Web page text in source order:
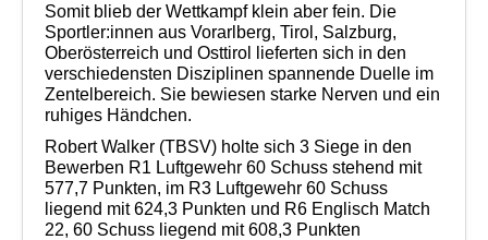
Somit blieb der Wettkampf klein aber fein. Die
Sportler:innen aus Vorarlberg, Tirol, Salzburg,
Oberösterreich und Osttirol lieferten sich in den
verschiedensten Disziplinen spannende Duelle im
Zentelbereich. Sie bewiesen starke Nerven und ein
ruhiges Händchen.
Robert Walker (TBSV) holte sich 3 Siege in den
Bewerben R1 Luftgewehr 60 Schuss stehend mit
577,7 Punkten, im R3 Luftgewehr 60 Schuss
liegend mit 624,3 Punkten und R6 Englisch Match
22, 60 Schuss liegend mit 608,3 Punkten